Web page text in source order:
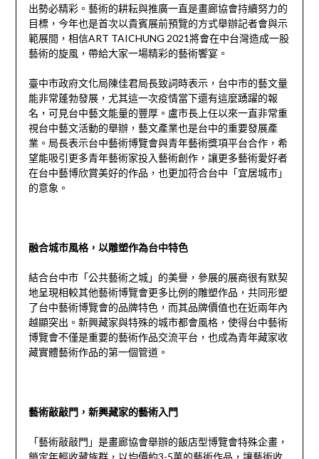
出勢必精彩。藝術的耕耘與推廣一直是畫廊協會持續努力的
目標，今年也是首次以貴賓展前預覽的方式舉辦記者會與示
範展間，相信ART TAICHUNG 2021將會在中台灣造成一股
藝術的旋風，帶給大家一場精彩的藝術饗宴。
臺中市政府文化局陳佳君局長致詞時表示，台中市的藝文量
能非常蓬勃發展，尤其這一次疫情當下還有這麼踴躍的報
名，可見台中藝文能量的豐厚。盧市長上任以來一直非常重
視台中藝文活動的舉辦，藝文產業也是台中的重要發展產
業。局長表示台中藝術博覽會與青年藝術獎項平台合作，希
望能吸引更多青年藝術家投入藝術創作，讓更多藝術愛好者
在台中藝博欣賞美好的作品，也更加符合台中「宜居城市」
的意象。
融合城市風格，以雕塑作為台中特色
結合台中市「公共藝術之城」的美譽，參展的展商很有默契
地呈現相較其他藝術博覽會更多比例的雕塑作品，共同形塑
了台中藝術博覽會的品牌特色，而其品牌價值也在近兩年內
越顯突出。新興藏家與特殊的城市都會風格，使得台中藝術
博覽會不僅是重要的藝術作品交流平台，也成為青年藏家收
藏實體藝術作品的第一個管道。
藝術敲敲門，新興藏家的藝術入門
「藝術敲敲門」是畫廊協會舉辦的飯店型博覽會特殊企畫，
鎖定年輕收藏族群，以均價約3-5萬的藝術作品，讓藝術收